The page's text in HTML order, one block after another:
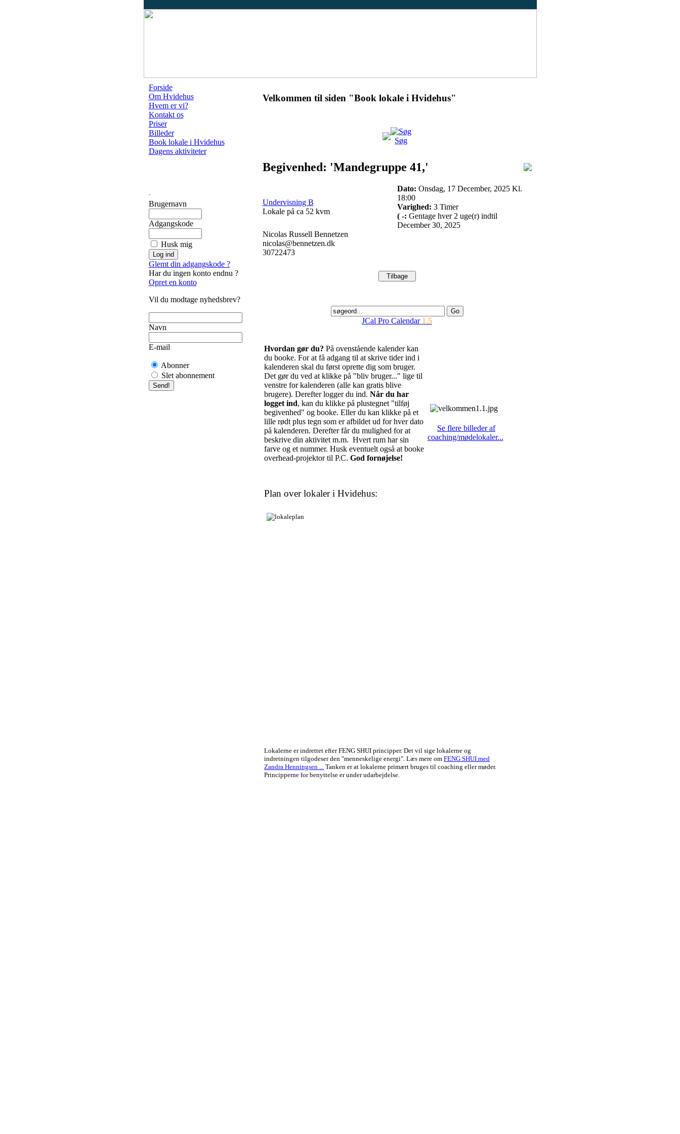
Forside
Om Hvidehus
Hvem er vi?
Kontakt os
Priser
Billeder
Book lokale i Hvidehus
Dagens aktiviteter
Brugernavn
Adgangskode
Husk mig
Glemt din adgangskode ?
Har du ingen konto endnu ?
Opret en konto
Vil du modtage nyhedsbrev?
Navn
E-mail
Abonner
Slet abonnement
Velkommen til siden "Book lokale i Hvidehus"
Søg
Begivenhed: 'Mandegruppe 41,'
Undervisning B
Lokale på ca 52 kvm
Dato: Onsdag, 17 December, 2025 Kl.
18:00
Varighed: 3 Timer
( -: Gentage hver 2 uge(r) indtil
December 30, 2025
Nicolas Russell Bennetzen
nicolas@bennetzen.dk
30722473
JCal Pro Calendar 1.5
Hvordan gør du? På ovenstående kalender kan
du booke. For at få adgang til at skrive tider ind i
kalenderen skal du først oprette dig som bruger.
Det gør du ved at klikke på "bliv bruger..." lige til
venstre for kalenderen (alle kan gratis blive
brugere). Derefter logger du ind. Når du har
logget ind, kan du klikke på plustegnet "tilføj
begivenhed" og booke. Eller du kan klikke på et
lille rødt plus tegn som er afbildet ud for hver dato
på kalenderen. Derefter får du mulighed for at
beskrive din aktivitet m.m. Hvert rum har sin
farve og et nummer. Husk eventuelt også at booke
overhead-projektor til P.C. God fornøjelse!
Plan over lokaler i Hvidehus:
Se flere billeder af
coaching/mødelokaler...
Lokalerne er indrettet efter FENG SHUI principper. Det vil sige lokalerne og
indretningen tilgodeser den "menneskelige energi". Læs mere om FENG SHUI med
Zandra Henningsen ... Tanken er at lokalerne primært bruges til coaching eller møder.
Principperne for benyttelse er under udarbejdelse.